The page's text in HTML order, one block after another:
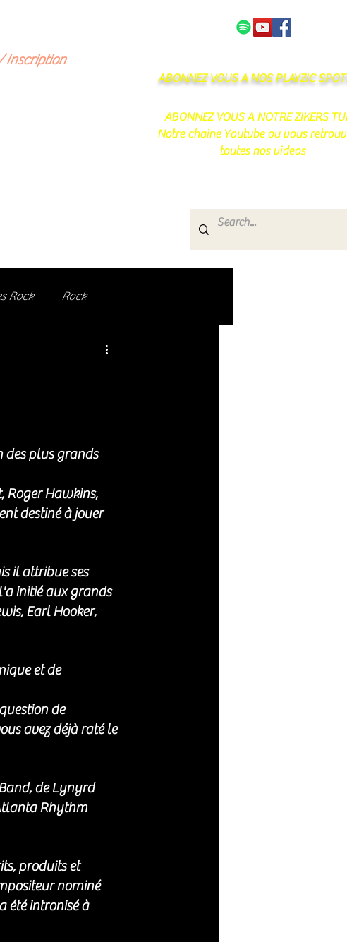
Inscription
ABONNEZ VOUS A NOS PLAYZIC
ABONNEZ VOUS A NOTRE ZIKERS
Notre chaine Youtube ou vous
toutes nos videos
de passionnés !
Rock Rock
des plus grands
Roger Hawkins,
destiné à jouer
il attribue ses
initié aux grands
Earl Hooker,
et de
de
avez déjà raté le
de Lynyrd
Rhythm
produits et
nominé
été intronisé à